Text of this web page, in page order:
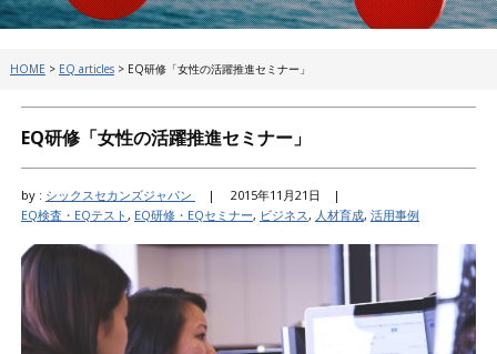
HOME > EQ articles> EQ研修「女性の活躍推進セミナー」
EQ研修「女性の活躍推進セミナー」
by : シックスセカンズジャパン |
2015年11月21日 |
EQ検査・EQテスト, EQ研修・EQセミナー, ビジネス, 人材育成, 活用事例